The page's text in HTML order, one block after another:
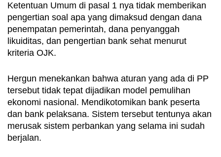
Ketentuan Umum di pasal 1 nya tidak memberikan
pengertian soal apa yang dimaksud dengan dana
penempatan pemerintah, dana penyanggah
likuiditas, dan pengertian bank sehat menurut
kriteria OJK.
Hergun menekankan bahwa aturan yang ada di PP
tersebut tidak tepat dijadikan model pemulihan
ekonomi nasional. Mendikotomikan bank peserta
dan bank pelaksana. Sistem tersebut tentunya akan
merusak sistem perbankan yang selama ini sudah
berjalan.